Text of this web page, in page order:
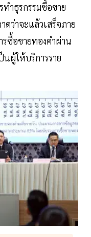
ำธุรกรรมซื้อขาย
ว่าจะแล้วเสร็จภาย
ซื้อขายทองคำผ่าน
ผู้ให้บริการราย